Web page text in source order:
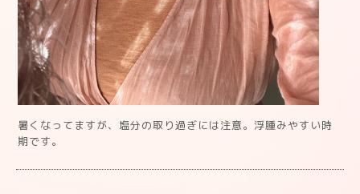
暑くなってますが、塩分の取り過ぎには注意。浮腫みやすい時
期です。